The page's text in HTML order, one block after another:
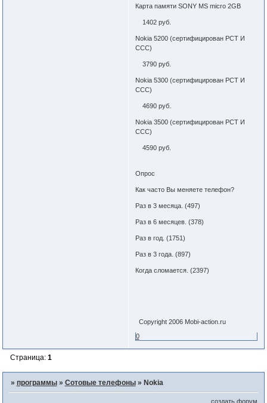
Карта памяти SONY MS micro 2GB
1402 руб.
Nokia 5200 (сертифицирован РСТ И
ССС)
3790 руб.
Nokia 5300 (сертифицирован РСТ И
ССС)
4690 руб.
Nokia 3500 (сертифицирован РСТ И
ССС)
4590 руб.
Опрос
Как часто Вы меняете телефон?
Раз в 3 месяца. (497)
Раз в 6 месяцев. (378)
Раз в год. (1751)
Раз в 3 года. (897)
Когда сломается. (2397)
Copyright 2006 Mobi-action.ru
0
Страница: 1
» программы » Сотовые телефоны » Nokia
создать форум